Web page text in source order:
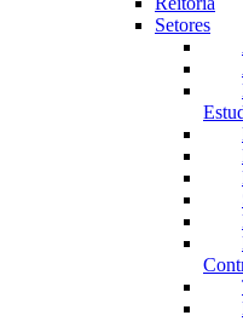
Setores